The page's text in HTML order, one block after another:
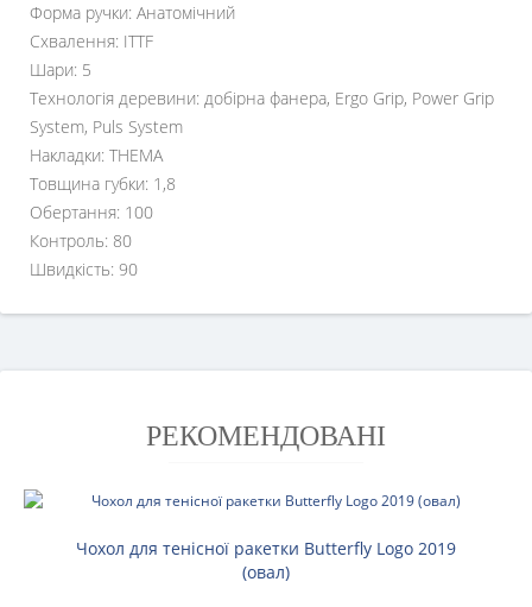
Форма ручки: Анатомічний
Схвалення: ITTF
Шари: 5
Технологія деревини: добірна фанера, Ergo Grip, Power Grip
System, Puls System
Накладки: THEMA
Товщина губки: 1,8
Обертання: 100
Контроль: 80
Швидкість: 90
РЕКОМЕНДОВАНІ
Чохол для тенісної ракетки Butterfly Logo 2019
(овал)